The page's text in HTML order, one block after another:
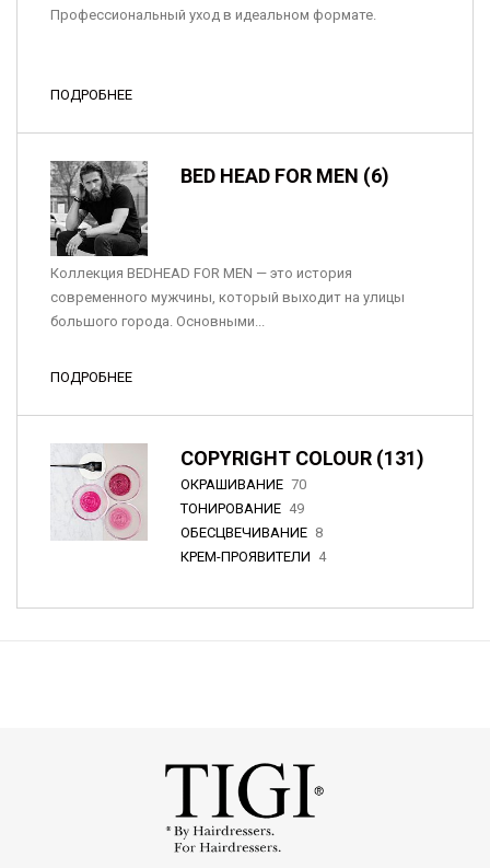
Профессиональный уход в идеальном формате.
ПОДРОБНЕЕ
BED HEAD FOR MEN (6)
Коллекция BEDHEAD FOR MEN — это история
современного мужчины, который выходит на улицы
большого города. Основными...
ПОДРОБНЕЕ
COPYRIGHT COLOUR (131)
ОКРАШИВАНИЕ 70
ТОНИРОВАНИЕ 49
ОБЕСЦВЕЧИВАНИЕ 8
КРЕМ-ПРОЯВИТЕЛИ 4